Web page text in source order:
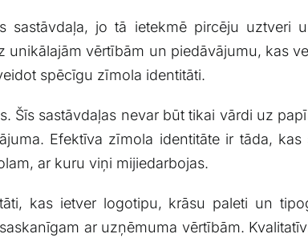
sastāvdaļa, ⁣jo tā ​ietekmē pircēju uztveri
vērtībām​ un piedāvājumu, ⁤kas
spēcīgu zīmola identitāti.
Šīs sastāvdaļas nevar⁣ būt tikai vārdi uz
Efektīva zīmola identitāte‍ ir tāda,
ar kuru ​viņi ​mijiedarbojas.
kas ietver logotipu, krāsu‍ paleti‌ un‌
ar uzņēmuma vērtībām.